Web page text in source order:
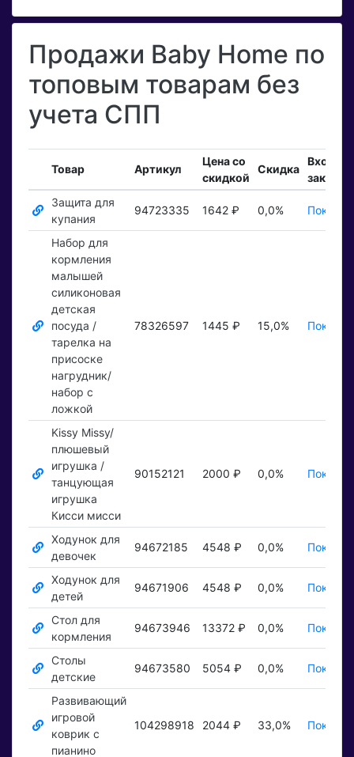
Продажи Baby Home по
топовым товарам без
учета СПП
Товар Артикул
Цена со
скидкой
Скидка
заказы
Защита для
купания
94723335 1642 ₽ 0,0%
Набор для
кормления
малышей
силиконовая
детская
посуда /
тарелка на
присоске
нагрудник/
набор с
ложкой
78326597 1445 ₽ 15,0%
Kissy Missy/
плюшевый
игрушка /
танцующая
игрушка
Кисси мисси
90152121 2000 ₽ 0,0%
Ходунок для
девочек
94672185 4548 ₽ 0,0%
Ходунок для
детей
94671906 4548 ₽ 0,0%
Стол для
кормления
94673946 13372 ₽ 0,0%
Столы
детские
94673580 5054 ₽ 0,0%
Развивающий
игровой
коврик с
пианино
104298918 2044 ₽ 33,0%